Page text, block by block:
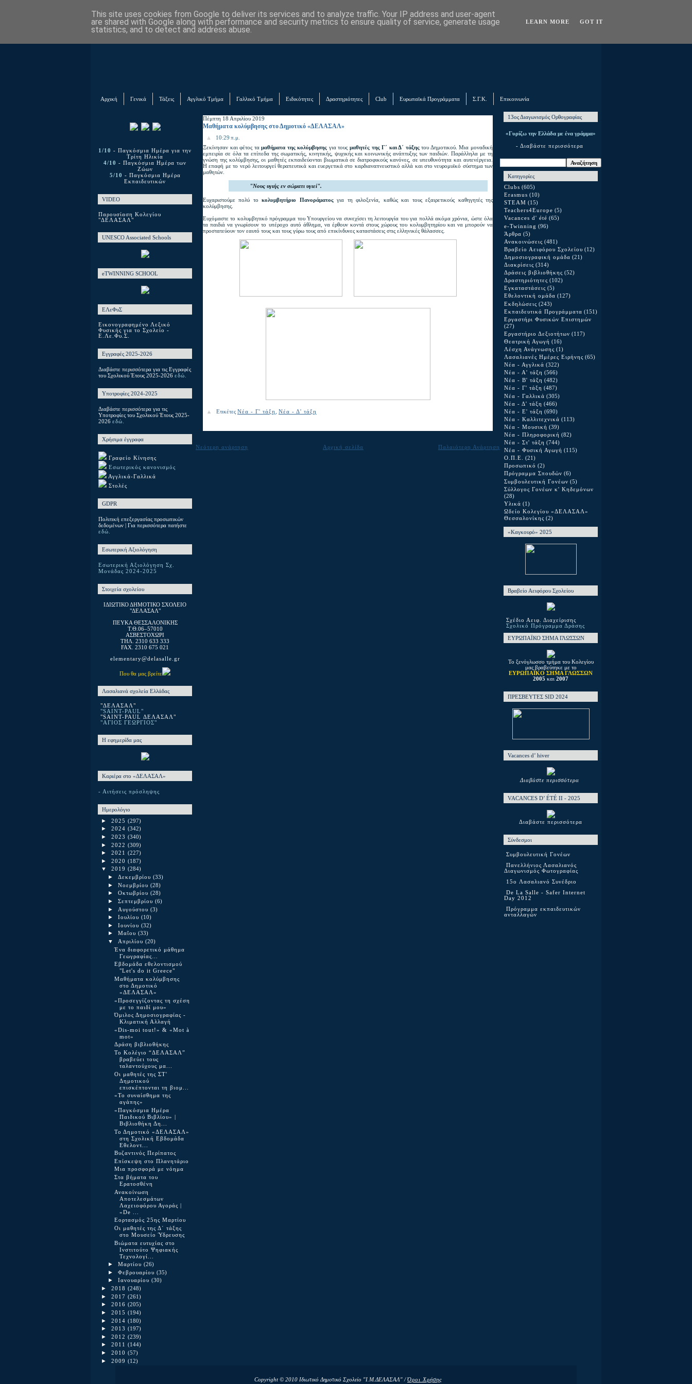
Αρχική Γενικά Τάξεις Αγγλικό Τμήμα Γαλλικό Τμήμα Ειδικότητες Δραστηριότητες Club Ευρωπαϊκά Προγράμματα Σ.Γ.Κ. Επικοινωνία
1/10 - Παγκόσμια Ημέρα για την
Τρίτη Ηλικία
4/10 - Παγκόσμια Ημέρα των
Ζώων
5/10 - Παγκόσμια Ημέρα
Εκπαιδευτικών
VIDEO
Παρουσίαση Κολεγίου
"ΔΕΛΑΣΑΛ"
UNESCO Associated Schools
eTWINNING SCHOOL
ΕΛεΦυΣ
Εικονογραφημένο Λεξικό
Φυσικής για το Σχολείο -
Ε.Λε.Φυ.Σ.
Εγγραφές 2025-2026
Διαβάστε περισσότερα για τις Εγγραφές
του Σχολικού Έτους 2025-2026 εδώ.
Υποτροφίες 2024-2025
Διαβάστε περισσότερα για τις
Υποτροφίες του Σχολικού Έτους 2025-
2026 εδώ.
Χρήσιμα έγγραφα
Γραφείο Κίνησης
Εσωτερικός κανονισμός
Αγγλικά-Γαλλικά
Στολές
GDPR
Πολιτική επεξεργασίας προσωπικών
δεδομένων | Για περισσότερα πατήστε
εδώ.
Εσωτερική Αξιολόγηση
Εσωτερική Αξιολόγηση Σχ.
Μονάδας 2024-2025
Στοιχεία σχολείου
ΙΔΙΩΤΙΚΟ ΔΗΜΟΤΙΚΟ ΣΧΟΛΕΙΟ
"ΔΕΛΑΣΑΛ"
ΠΕΥΚΑ ΘΕΣΣΑΛΟΝΙΚΗΣ
T.Θ.06–57010
ΑΣΒΕΣΤΟΧΩΡΙ
ΤΗΛ. 2310 633 333
FAX. 2310 675 021
elementary@delasalle.gr
Που θα μας βρείτε
Λασαλιανά σχολεία Ελλάδας
"ΔΕΛΑΣΑΛ"
"SAINT-PAUL"
"SAINT-PAUL ΔΕΛΑΣΑΛ"
"ΑΓΙΟΣ ΓΕΩΡΓΙΟΣ"
Η εφημερίδα μας
Καριέρα στο «ΔΕΛΑΣΑΛ»
- Αιτήσεις πρόσληψης
Ημερολόγιο
► 2025 (297)
► 2024 (342)
► 2023 (340)
► 2022 (309)
► 2021 (227)
► 2020 (187)
▼ 2019 (284)
► Δεκεμβρίου (33)
► Νοεμβρίου (28)
► Οκτωβρίου (28)
► Σεπτεμβρίου (6)
► Αυγούστου (3)
► Ιουλίου (10)
► Ιουνίου (32)
► Μαΐου (33)
▼ Απριλίου (20)
Ένα διαφορετικό μάθημα
Γεωγραφίας…
Εβδομάδα εθελοντισμού
"Let's do it Greece"
Μαθήματα κολύμβησης
στο Δημοτικό
«ΔΕΛΑΣΑΛ»
«Προσεγγίζοντας τη σχέση
με το παιδί μου»
Όμιλος Δημοσιογραφίας -
Κλιματική Αλλαγή
«Dis-moi tout!» & «Mot à
mot»
Δράση βιβλιοθήκης
Το Κολέγιο “ΔΕΛΑΣΑΛ”
βραβεύει τους
ταλαντούχους μα...
Οι μαθητές της ΣΤ'
Δημοτικού
επισκέπτονται τη βιομ...
«Το συναίσθημα της
αγάπης»
«Παγκόσμια Ημέρα
Παιδικού Βιβλίου» |
Βιβλιοθήκη Δη...
Το Δημοτικό «ΔΕΛΑΣΑΛ»
στη Σχολική Εβδομάδα
Εθελοντ...
Βυζαντινός Περίπατος
Επίσκεψη στο Πλανητάριο
Μια προσφορά με νόημα
Στα βήματα του
Ερατοσθένη
Ανακοίνωση
Αποτελεσμάτων
Λαχειοφόρου Αγοράς |
«De ...
Εορτασμός 25ης Μαρτίου
Οι μαθητές της Δ΄ τάξης
στο Μουσείο Ύδρευσης
Βιώματα ευτυχίας στο
Ινστιτούτο Ψηφιακής
Τεχνολογί...
► Μαρτίου (26)
► Φεβρουαρίου (35)
► Ιανουαρίου (30)
► 2018 (248)
► 2017 (261)
► 2016 (205)
► 2015 (194)
► 2014 (180)
► 2013 (197)
► 2012 (239)
► 2011 (144)
► 2010 (57)
► 2009 (12)
Πέμπτη 18 Απριλίου 2019
Μαθήματα κολύμβησης στο Δημοτικό «ΔΕΛΑΣΑΛ»
10:29 π.μ.
Ξεκίνησαν και φέτος ταμαθήματα της κολύμβησης για τουςμαθητές της Γ΄ και Δ΄ τάξηςτου Δημοτικού. Μια μοναδική
εμπειρία σε όλα τα επίπεδα της σωματικής, κινητικής, ψυχικής και κοινωνικής ανάπτυξης των παιδιών. Παράλληλα με τη
γνώση της κολύμβησης, οι μαθητές εκπαιδεύονται βιωματικά σε διατροφικούς κανόνες, σε υπευθυνότητα και αυτενέργεια.
Η επαφή με το νερό λειτουργεί θεραπευτικά και ευεργετικά στο καρδιαναπνευστικό αλλά και στο νευρομυϊκό σύστημα των
μαθητών.
"Νους υγιής εν σώματι υγιεί".
Ευχαριστούμε πολύ τοκολυμβητήριο Πανοράματοςγια τη φιλοξενία, καθώς και τους εξαιρετικούς καθηγητές της
κολύμβησης.
Ευχόμαστε το κολυμβητικό πρόγραμμα του Υπουργείου να συνεχίσει τη λειτουργία του για πολλά ακόμα χρόνια, ώστε όλα
τα παιδιά να γνωρίσουν το υπέροχο αυτό άθλημα, να έρθουν κοντά στους χώρους του κολυμβητηρίου και να μπορούν να
προστατεύουν τον εαυτό τους και τους γύρω τους από επικίνδυνες καταστάσεις στις ελληνικές θάλασσες.
Ετικέτες Νέα - Γ' τάξη Νέα - Δ' τάξη
Νεότερη ανάρτηση Παλαιότερη Ανάρτηση
Αρχική σελίδα
13ος Διαγωνισμός Ορθογραφίας
«Γυρίζω την Ελλάδα με ένα γράμμα»
- Διαβάστε περισσότερα
Κατηγορίες
Clubs (605)
Erasmus (10)
STEAM (15)
Teachers4Europe (5)
Vacances d' été (65)
e-Twinning (96)
Άρθρα (5)
Ανακοινώσεις (481)
Βραβείο Αειφόρου Σχολείου (12)
Δημοσιογραφική ομάδα (21)
Διακρίσεις (314)
Δράσεις βιβλιοθήκης (52)
Δραστηριότητες (102)
Εγκαταστάσεις (5)
Εθελοντική ομάδα (127)
Εκδηλώσεις (243)
Εκπαιδευτικά Προγράμματα (151)
Εργαστήρι Φυσικών Επιστημών
(27)
Εργαστήριο Δεξιοτήτων (117)
Θεατρική Αγωγή (16)
Λέσχη Ανάγνωσης (1)
Λασαλιανές Ημέρες Ειρήνης (65)
Νέα - Αγγλικά (322)
Νέα - Α' τάξη (566)
Νέα - Β' τάξη (482)
Νέα - Γ' τάξη (487)
Νέα - Γαλλικά (305)
Νέα - Δ' τάξη (466)
Νέα - Ε' τάξη (690)
Νέα - Καλλιτεχνικά (113)
Νέα - Μουσική (39)
Νέα - Πληροφορική (82)
Νέα - Στ' τάξη (744)
Νέα - Φυσική Αγωγή (115)
Ο.Π.Ε. (21)
Προσωπικό (2)
Πρόγραμμα Σπουδών (6)
Συμβουλευτική Γονέων (5)
Σύλλογος Γονέων κ' Κηδεμόνων
(28)
Υλικά (1)
Ωδείο Κολεγίου «ΔΕΛΑΣΑΛ»
Θεσσαλονίκης (2)
«Καγκουρό» 2025
Βραβείο Αειφόρου Σχολείου
Σχέδιο Αειφ. Διαχείρισης
Σχολικό Πρόγραμμα Δράσης
ΕΥΡΩΠΑΪΚΟ ΣΗΜΑ ΓΛΩΣΣΩΝ
Το ξενόγλωσσο τμήμα του Κολεγίου
μας βραβεύτηκε με το
ΕΥΡΩΠΑΪΚΟ ΣΗΜΑ ΓΛΩΣΣΩΝ
2005 και 2007
ΠΡΕΣΒΕΥΤΕΣ SID 2024
Vacances d’ hiver
Διαβάστε περισσότερα
VACANCES D’ ÉTÉ ΙΙ - 2025
Διαβάστε περισσότερα
Σύνδεσμοι
Συμβουλευτική Γονέων
Πανελλήνιος Λασαλιανός
Διαγωνισμός Φωτογραφίας
15o Λασαλιανό Συνέδριο
De La Salle - Safer Internet
Day 2012
Πρόγραμμα εκπαιδευτικών
ανταλλαγών
Copyright © 2010 Ιδιωτικό Δημοτικό Σχολείο "Ι.Μ.ΔΕΛΑΣΑΛ" /Όροι Χρήσης
This site uses cookies from Google to deliver its services and to analyze traffic. Your IP address and user-agent
are shared with Google along with performance and security metrics to ensure quality of service, generate usage
statistics, and to detect and address abuse.
LEARN MORE GOT IT